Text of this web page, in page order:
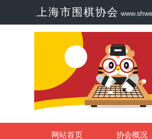
上海市围棋协会
网站首页 协会概况